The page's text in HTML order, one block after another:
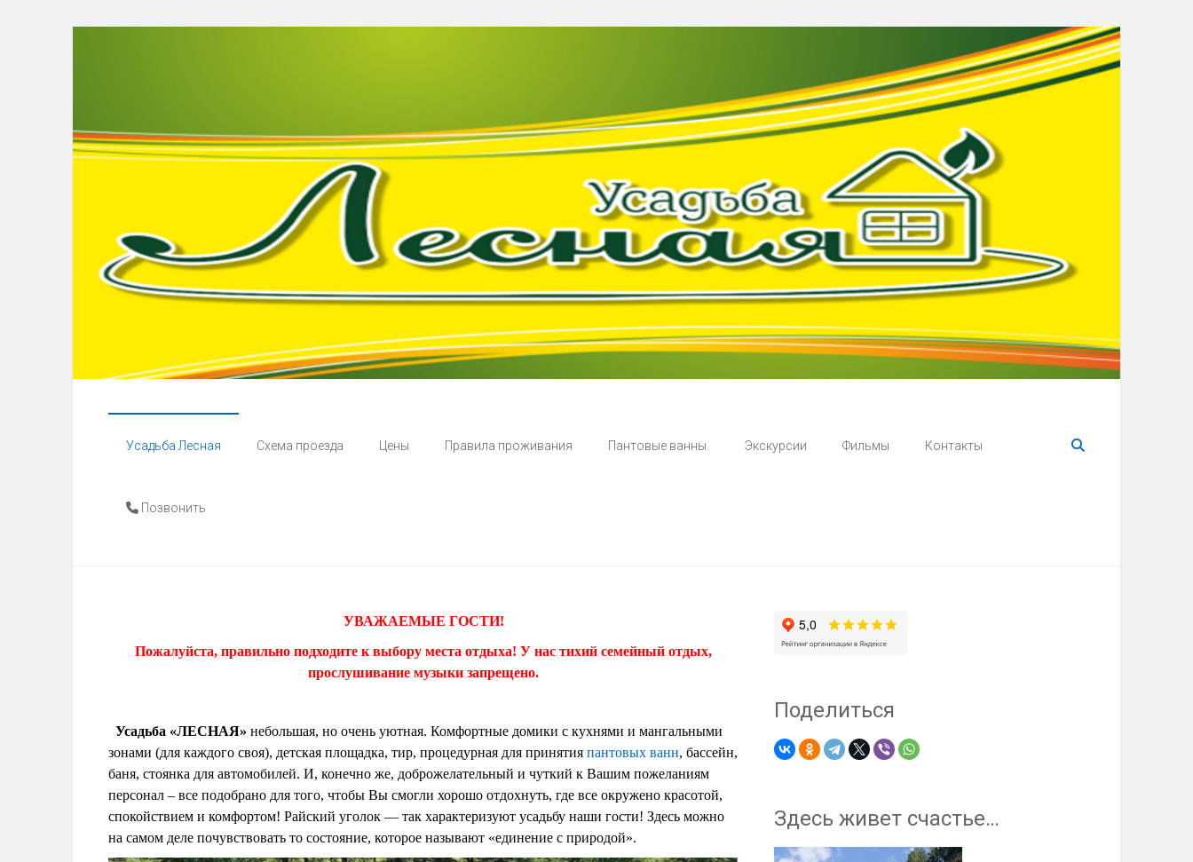
forestmanor.ru
Чарыше-
Усадьба Лесная Схема проезда Цены Правила проживания Пантовые ванны. Экскурсии Фильмы Контакты
Позвонить
УВАЖАЕМЫЕ ГОСТИ!
Пожалуйста, правильно подходите к выбору места отдыха! У нас тихий семейный отдых,
прослушивание музыки запрещено.
Усадьба «ЛЕСНАЯ» небольшая, но очень уютная. Комфортные домики с кухнями и мангальными
зонами (для каждого своя), детская площадка, тир, процедурная для принятия пантовых ванн, бассейн,
баня, стоянка для автомобилей. И, конечно же, доброжелательный и чуткий к Вашим пожеланиям
персонал – все подобрано для того, чтобы Вы смогли хорошо отдохнуть, где все окружено красотой,
спокойствием и комфортом! Райский уголок — так характеризуют усадьбу наши гости! Здесь можно
на самом деле почувствовать то состояние, которое называют «единение с природой».
Поделиться
Здесь живет счастье…